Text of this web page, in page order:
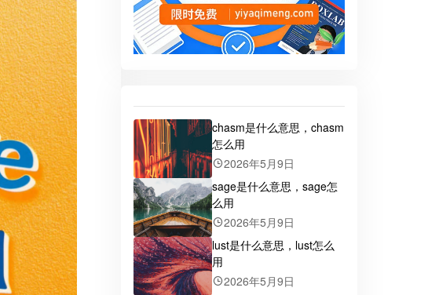
chasm是什么意思，chasm
怎么用
2026年5月9日
sage是什么意思，sage怎
么用
2026年5月9日
lust是什么意思，lust怎么
用
2026年5月9日